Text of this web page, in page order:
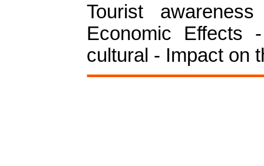
Tourist
Economic Effects
cultural - Impact on